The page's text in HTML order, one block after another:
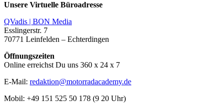
Unsere Virtuelle Büroadresse
QVadis | BON Media
Esslingerstr. 7
70771 Leinfelden – Echterdingen
Öffnungszeiten
Online erreichst Du uns 360 x 24 x 7
E-Mail: redaktion@motorradacademy.de
Mobil: +49 151 525 50 178 (9 20 Uhr)